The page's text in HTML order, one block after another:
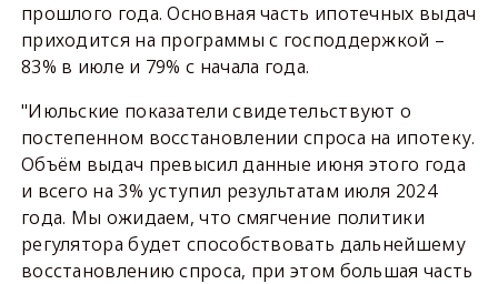
прошлого года. Основная часть ипотечных выдач
приходится на программы с господдержкой –
83% в июле и 79% с начала года.
"Июльские показатели свидетельствуют о
постепенном восстановлении спроса на ипотеку.
Объём выдач превысил данные июня этого года
и всего на 3% уступил результатам июля 2024
года. Мы ожидаем, что смягчение политики
регулятора будет способствовать дальнейшему
восстановлению спроса, при этом большая часть